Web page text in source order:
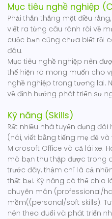
Mục tiêu nghề nghiệp
Phải thẳn thắng một điều
viết ra từng câu rành ròi về
cuộc bạn cũng chưa biết rồi
đâu.
Mục tiêu nghề nghiệp nên
thể hiện rõ mong muốn cho
nghề nghiệp trong tương lai.
về định hướng phát triển sự
Kỹ năng (Skills)
Rất nhiều nhà tuyển dụng
(nói, viết bằng tiếng mẹ đẻ
Microsoft Office và cả lái xe.
mà bạn thu thập được trong
trước đây, thậm chí là cả
thất bại. Kỹ năng có thể chia
chuyên môn (professional/
mềm((personal/soft skills).
nên theo đuổi và phát triển